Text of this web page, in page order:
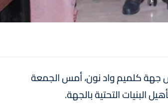
جهة كلميم واد نون، أمس الجمعة
البنيات التحتية بالجهة.